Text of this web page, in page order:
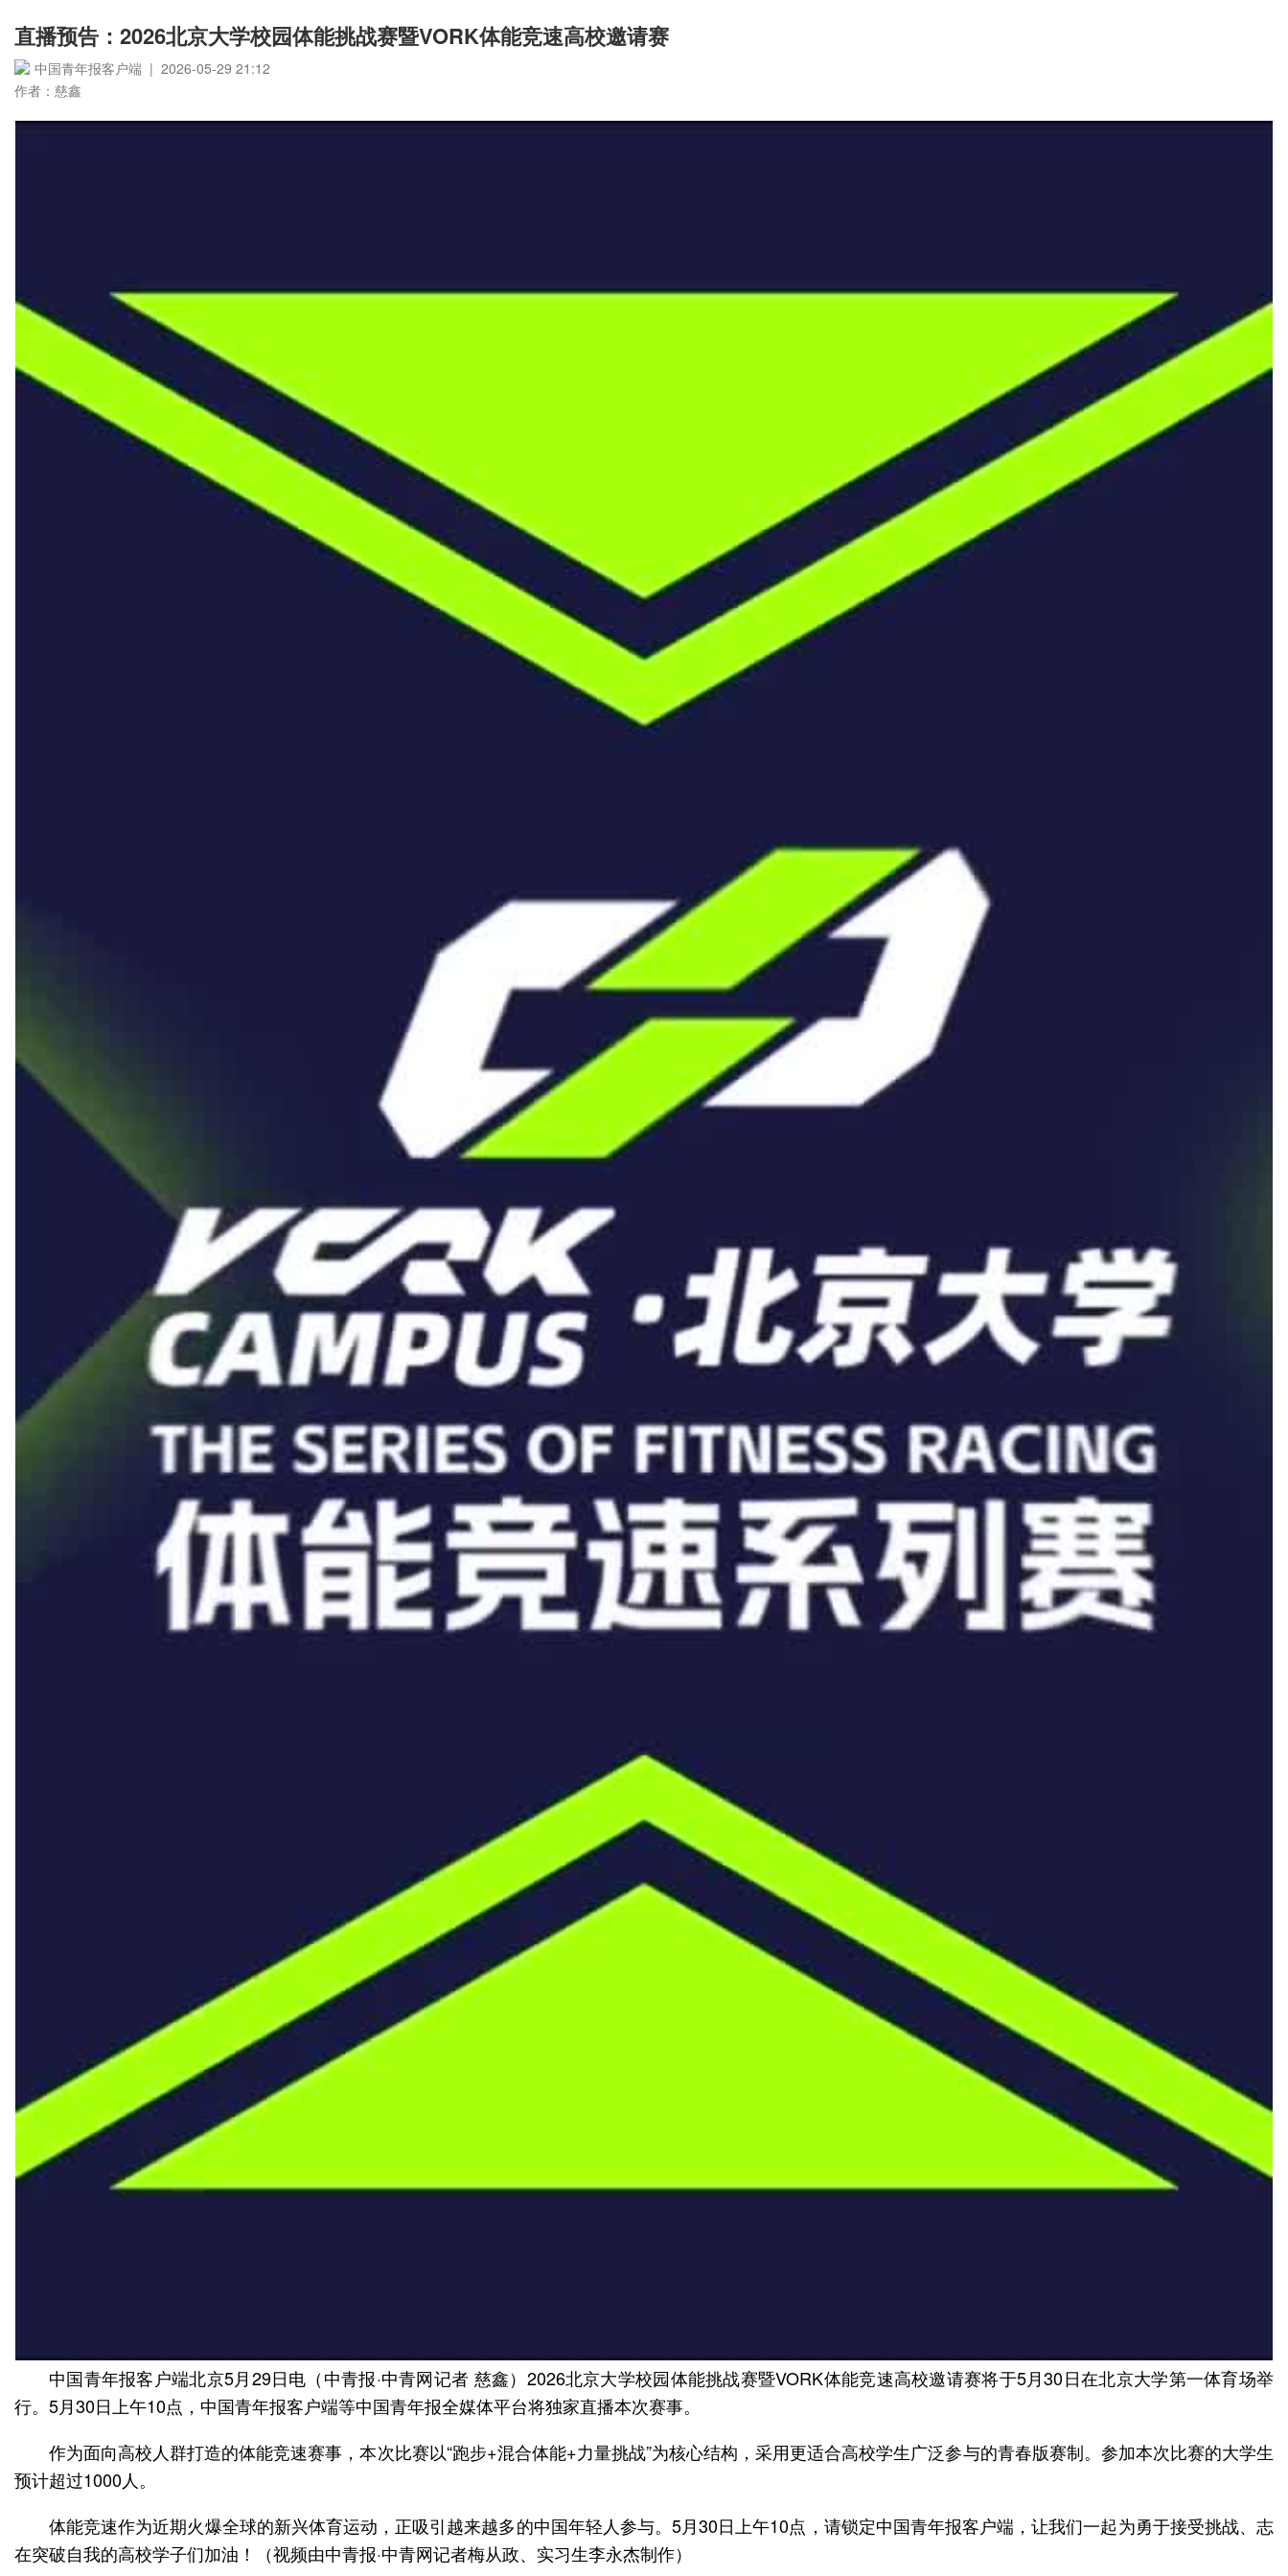
直播预告：2026北京大学校园体能挑战赛暨VORK体能竞速高校邀请赛
中国青年报客户端 | 2026-05-29 21:12
作者：慈鑫
中国青年报客户端北京5月29日电（中青报·中青网记者 慈鑫）2026北京大学校园体能挑战赛暨VORK体能竞速高校邀请赛将于5月30日在北京大学第一体育场举
行。5月30日上午10点，中国青年报客户端等中国青年报全媒体平台将独家直播本次赛事。
作为面向高校人群打造的体能竞速赛事，本次比赛以“跑步+混合体能+力量挑战”为核心结构，采用更适合高校学生广泛参与的青春版赛制。参加本次比赛的大学生
预计超过1000人。
体能竞速作为近期火爆全球的新兴体育运动，正吸引越来越多的中国年轻人参与。5月30日上午10点，请锁定中国青年报客户端，让我们一起为勇于接受挑战、志
在突破自我的高校学子们加油！（视频由中青报·中青网记者梅从政、实习生李永杰制作）